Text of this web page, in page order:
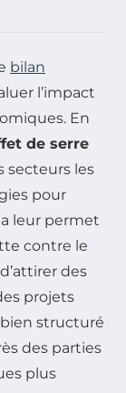
bilan
l’impact
En
de serre
secteurs les
pour
leur permet
contre le
des
projets
bien structuré
des parties
plus